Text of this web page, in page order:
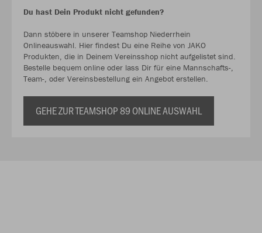
Du hast Dein Produkt nicht gefunden?
Dann stöbere in unserer Teamshop Niederrhein
Onlineauswahl. Hier findest Du eine Reihe von JAKO
Produkten, die in Deinem Vereinsshop nicht aufgelistet sind.
Bestelle bequem online oder lass Dir für eine Mannschafts-,
Team-, oder Vereinsbestellung ein Angebot erstellen.
GEHE ZUR TEAMSHOP 89 ONLINE AUSWAHL